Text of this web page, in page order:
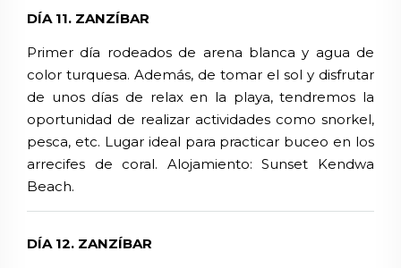
DÍA 11. ZANZÍBAR
Primer día rodeados de arena blanca y agua de
color turquesa. Además, de tomar el sol y disfrutar
de unos días de relax en la playa, tendremos la
oportunidad de realizar actividades como snorkel,
pesca, etc. Lugar ideal para practicar buceo en los
arrecifes de coral. Alojamiento:Sunset Kendwa
Beach.
DÍA 12. ZANZÍBAR